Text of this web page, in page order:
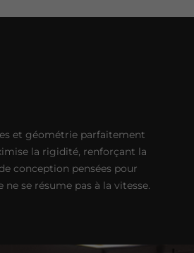
et géométrie parfaitement
la rigidité, renforçant la
conception pensées pour
se résume pas à la vitesse.